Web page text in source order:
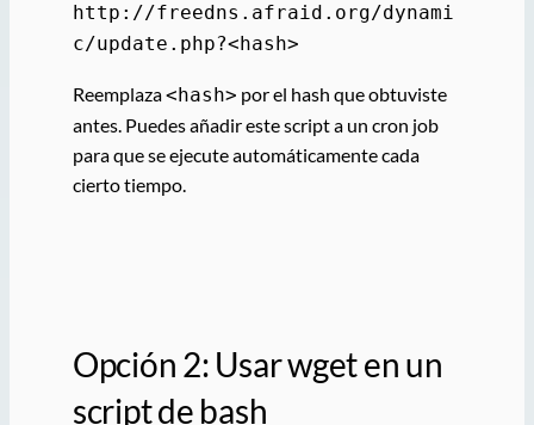
http://freedns.afraid.org/dynami
c/update.php?< hash>
Reemplaza<hash> por el hash que obtuviste
antes. Puedes añadir este script a un cron job
para que se ejecute automáticamente cada
cierto tiempo.
Opción 2: Usar wget en un
script de bash